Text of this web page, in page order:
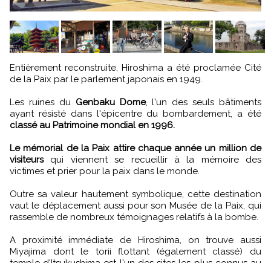
Entièrement reconstruite, Hiroshima a été proclamée Cité
de la Paix par le parlement japonais en 1949.
Les ruines du Genbaku Dome, l'un des seuls bâtiments
ayant résisté dans l'épicentre du bombardement, a été
classé au Patrimoine mondial en 1996.
Le mémorial de la Paix attire chaque année un million de
visiteursqui viennent se recueillir à la mémoire des
victimes et prier pour la paix dans le monde.
Outre sa valeur hautement symbolique, cette destination
vaut le déplacement aussi pour son Musée de la Paix, qui
rassemble de nombreux témoignages relatifs à la bombe.
A proximité immédiate de Hiroshima, on trouve aussi
Miyajima dont le torii flottant (également classé) du